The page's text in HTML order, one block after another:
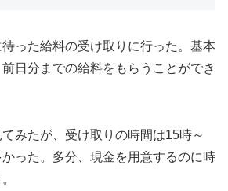
った給料の受け取りに行った。基本
日分までの給料をもらうことができ
みたが、受け取りの時間は15時～
った。多分、現金を用意するのに時